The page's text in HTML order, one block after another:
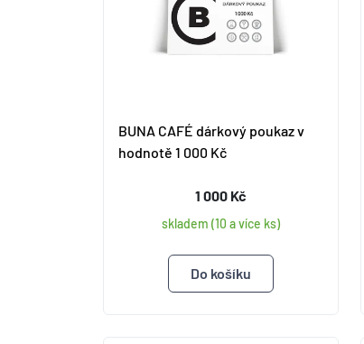
BUNA CAFÉ dárkový poukaz v
hodnotě 1 000 Kč
1 000 Kč
skladem (10 a více ks)